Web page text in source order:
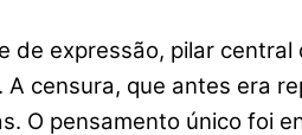
de expressão, pilar
A censura, que antes era
O pensamento único foi